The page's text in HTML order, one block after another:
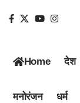
Home देश
मनोरंजन धर्म